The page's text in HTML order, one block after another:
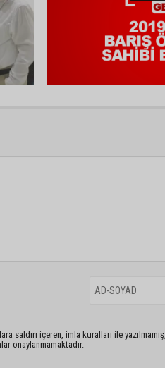
saldırı içeren, imla kuralları ile yazılmamış,
onaylanmamaktadır.